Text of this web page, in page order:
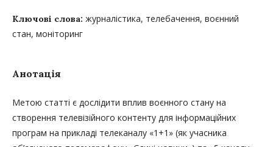
Ключові слова: журналістика, телебачення, воєнний
стан, моніторинг
Анотація
Метою статті є дослідити вплив воєнного стану на
створення телевізійного контенту для інформаційних
програм на прикладі телеканалу «1+1» (як учасника